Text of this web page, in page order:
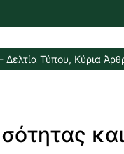
Δελτία Τύπου, Κύρια